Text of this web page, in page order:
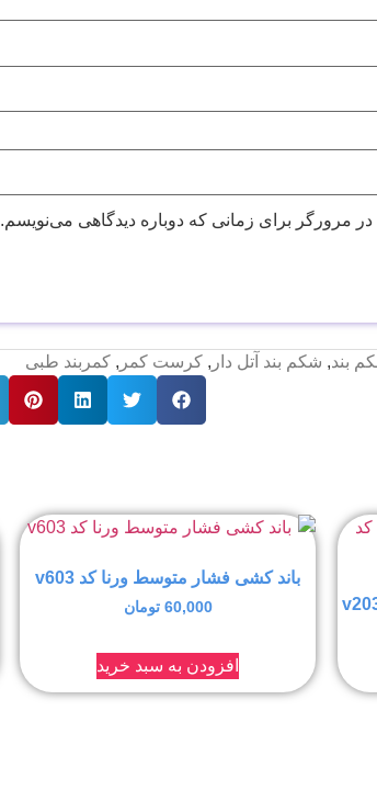
مرورگر برای زمانی که دوباره دیدگاهی می‌نویسم.
بند, شکم بند آتل دار , کرست کمر , کمربند طبی
باند کشی فشار متوسط ورنا کد v603
60,000 تومان
افزودن به سبد خرید